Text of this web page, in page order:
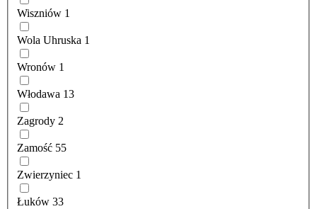
Wiszniów 1
Wola Uhruska 1
Wronów 1
Włodawa 13
Zagrody 2
Zamość 55
Zwierzyniec 1
Łuków 33